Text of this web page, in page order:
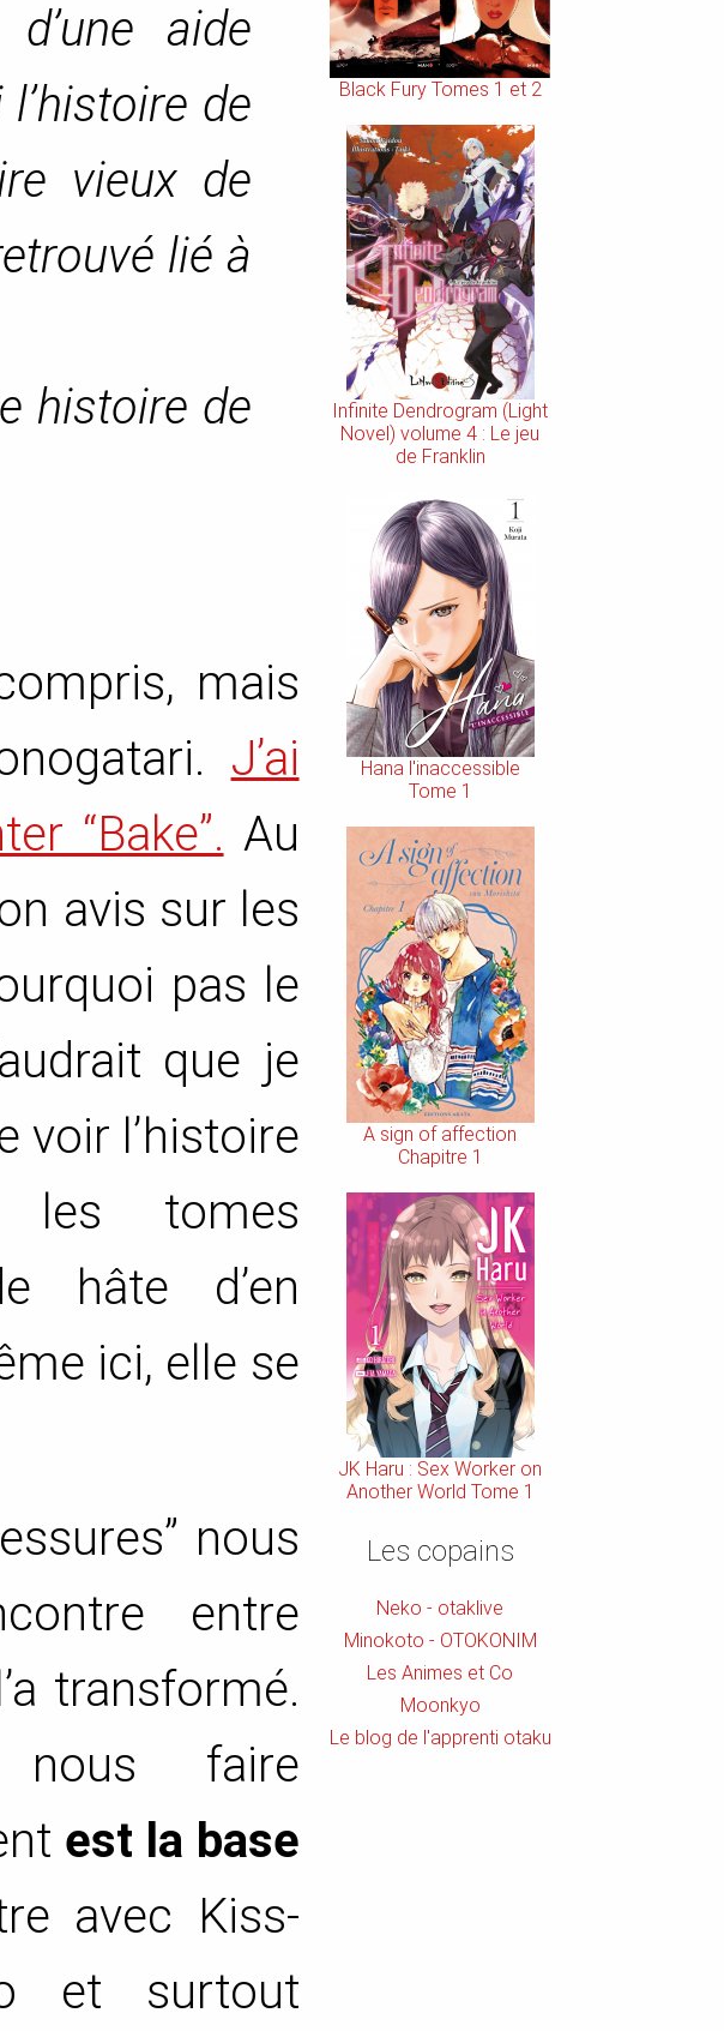
aide
de
vieux de
lié à
histoire de
mais
J’ai
“Bake”. Au
avis sur les
pas le
que je
voir l’histoire
les tomes
hâte d’en
ici, elle se
nous
entre
transformé.
nous faire
est la base
avec Kiss-
et surtout
Black Fury Tomes 1 et 2
Infinite Dendrogram (Light
Novel) volume 4 : Le jeu
de Franklin
Hana l'inaccessible
Tome 1
A sign of affection
Chapitre 1
JK Haru : Sex Worker on
Another World Tome 1
Les copains
Neko - otaklive
Minokoto - OTOKONIM
Les Animes et Co
Moonkyo
Le blog de l'apprenti otaku